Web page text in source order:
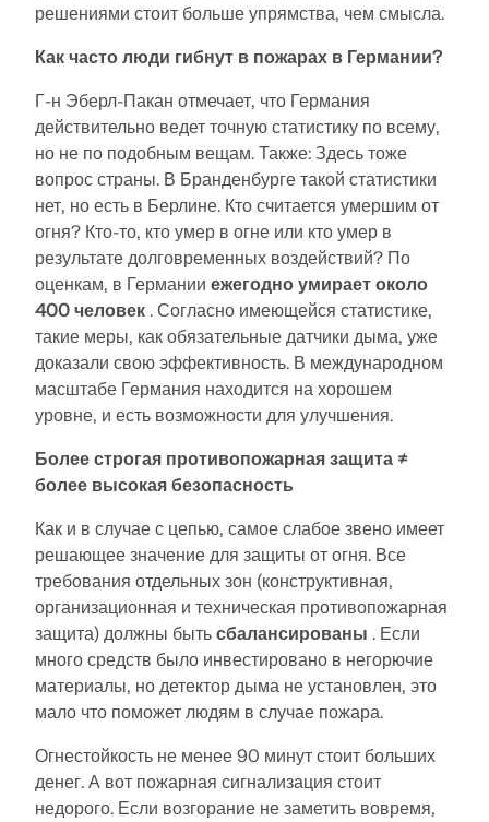
решениями стоит больше упрямства, чем смысла.
Как часто люди гибнут в пожарах в Германии?
Г-н Эберл-Пакан отмечает, что Германия
действительно ведет точную статистику по всему,
но не по подобным вещам. Также: Здесь тоже
вопрос страны. В Бранденбурге такой статистики
нет, но есть в Берлине. Кто считается умершим от
огня? Кто-то, кто умер в огне или кто умер в
результате долговременных воздействий? По
оценкам, в Германии ежегодно умирает около
400 человек . Согласно имеющейся статистике,
такие меры, как обязательные датчики дыма, уже
доказали свою эффективность. В международном
масштабе Германия находится на хорошем
уровне, и есть возможности для улучшения.
Более строгая противопожарная защита ≠
более высокая безопасность
Как и в случае с цепью, самое слабое звено имеет
решающее значение для защиты от огня. Все
требования отдельных зон (конструктивная,
организационная и техническая противопожарная
защита) должны быть сбалансированы . Если
много средств было инвестировано в негорючие
материалы, но детектор дыма не установлен, это
мало что поможет людям в случае пожара.
Огнестойкость не менее 90 минут стоит больших
денег. А вот пожарная сигнализация стоит
недорого. Если возгорание не заметить вовремя,